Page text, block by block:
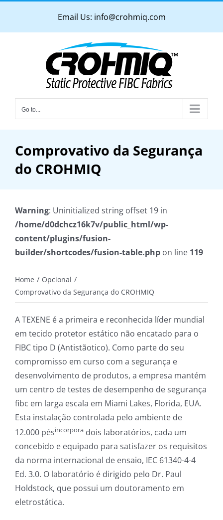
content
Email Us: info@crohmiq.com
Go to...
Comprovativo da Segurança
do CROHMIQ
Warning: Uninitialized string offset 19 in
/home/d0dchcz16k7v/public_html/wp-
content/plugins/fusion-
builder/shortcodes/fusion-table.php on line 119
Home
Opcional
Comprovativo da Segurança do CROHMIQ
A TEXENE é a primeira e reconhecida líder mundial
em tecido protetor estático não encatado para o
FIBC tipo D (Antistãotico). Como parte do seu
compromisso em curso com a segurança e
desenvolvimento de produtos, a empresa mantém
um centro de testes de desempenho de segurança
fibc em larga escala em Miami Lakes, Florida, EUA.
Esta instalação controlada pelo ambiente de
12.000 pésincorpora dois laboratórios, cada um
concebido e equipado para satisfazer os requisitos
da norma internacional de ensaio, IEC 61340-4-4
Ed. 3.0. O laboratório é dirigido pelo Dr. Paul
Holdstock, que possui um doutoramento em
eletrostática.